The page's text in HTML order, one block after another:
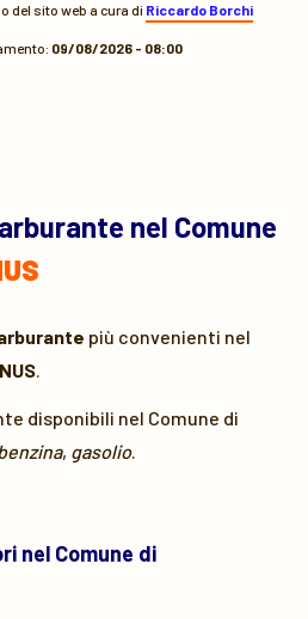
del sito web a cura di Riccardo Borchi
09/08/2026 - 08:00
nel Comune
più convenienti nel
.
disponibili nel Comune di
, gasolio.
nel Comune di